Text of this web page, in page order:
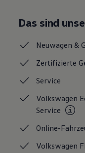
Das sind
Neuwagen &
Zertifizierte
Service
Volkswagen
Service
Online-
Volkswagen